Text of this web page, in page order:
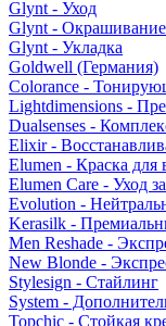
Glynt - Уход
Glynt - Окрашивание
Glynt - Укладка
Goldwell (Германия)
Colorance -
Lightdimensions -
Dualsenses -
Elixir -
Elumen - Краска для
Elumen Care - Уход
Evolution -
Kerasilk -
Men Reshade -
New Blonde -
Stylesign - Стайлинг
System -
Topchic - Стойкая